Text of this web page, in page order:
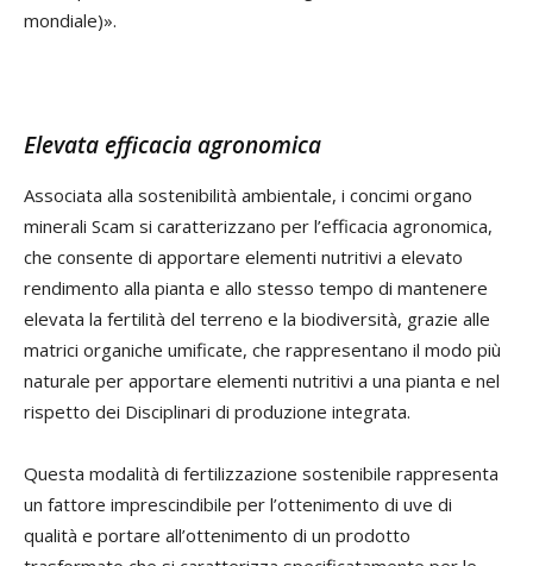
mondiale)».
Elevata efficacia agronomica
Associata alla sostenibilità ambientale, i concimi organo
minerali Scam si caratterizzano per l’efficacia agronomica,
che consente di apportare elementi nutritivi a elevato
rendimento alla pianta e allo stesso tempo di mantenere
elevata la fertilità del terreno e la biodiversità, grazie alle
matrici organiche umificate, che rappresentano il modo più
naturale per apportare elementi nutritivi a una pianta e nel
rispetto dei Disciplinari di produzione integrata.
Questa modalità di fertilizzazione sostenibile rappresenta
un fattore imprescindibile per l’ottenimento di uve di
qualità e portare all’ottenimento di un prodotto